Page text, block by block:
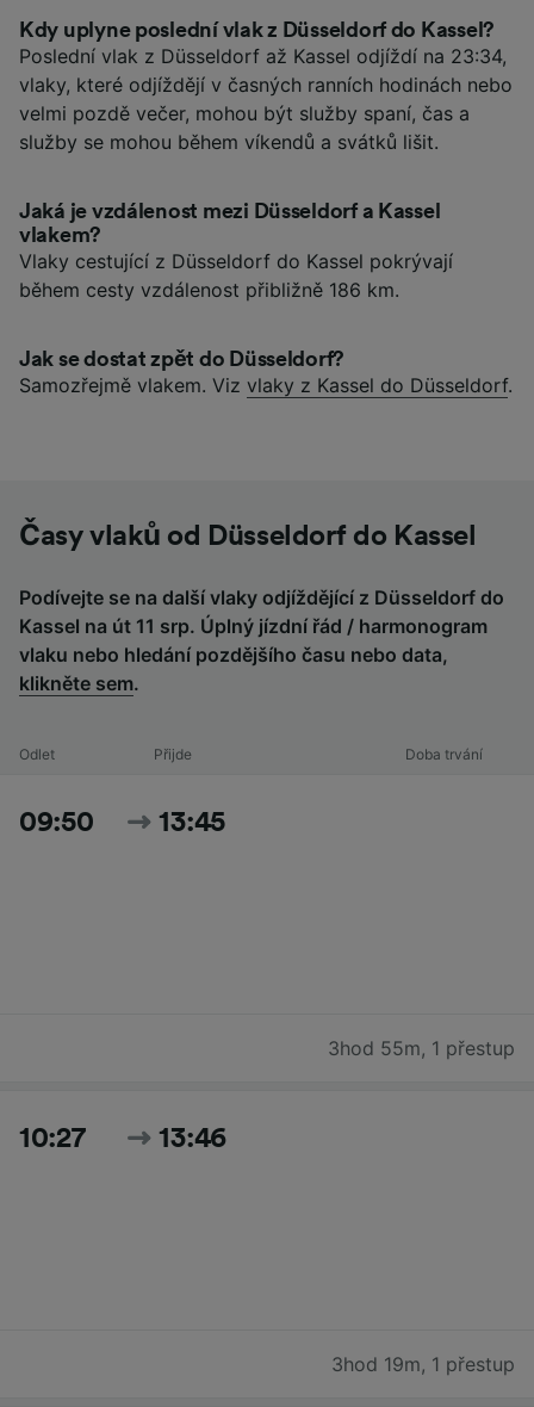
Kdy uplyne poslední vlak z Düsseldorf do Kassel?
Poslední vlak z Düsseldorf až Kassel odjíždí na 23:34,
vlaky, které odjíždějí v časných ranních hodinách nebo
velmi pozdě večer, mohou být služby spaní, čas a
služby se mohou během víkendů a svátků lišit.
Jaká je vzdálenost mezi Düsseldorf a Kassel
vlakem?
Vlaky cestující z Düsseldorf do Kassel pokrývají
během cesty vzdálenost přibližně 186 km.
Jak se dostat zpět do Düsseldorf?
Samozřejmě vlakem. Viz vlaky z Kassel do Düsseldorf.
Časy vlaků od Düsseldorf do Kassel
Podívejte se na další vlaky odjíždějící z Düsseldorf do
Kassel na út 11 srp. Úplný jízdní řád / harmonogram
vlaku nebo hledání pozdějšího času nebo data,
klikněte sem.
Odlet Přijde Doba trvání
09:50 13:45
3hod 55m, 1 přestup
10:27 13:46
3hod 19m, 1 přestup